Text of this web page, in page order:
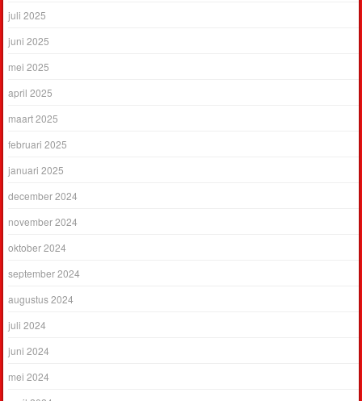
juli 2025
juni 2025
mei 2025
april 2025
maart 2025
februari 2025
januari 2025
december 2024
november 2024
oktober 2024
september 2024
augustus 2024
juli 2024
juni 2024
mei 2024